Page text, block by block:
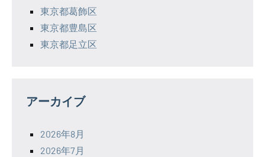
東京都葛飾区
東京都豊島区
東京都足立区
アーカイブ
2026年8月
2026年7月